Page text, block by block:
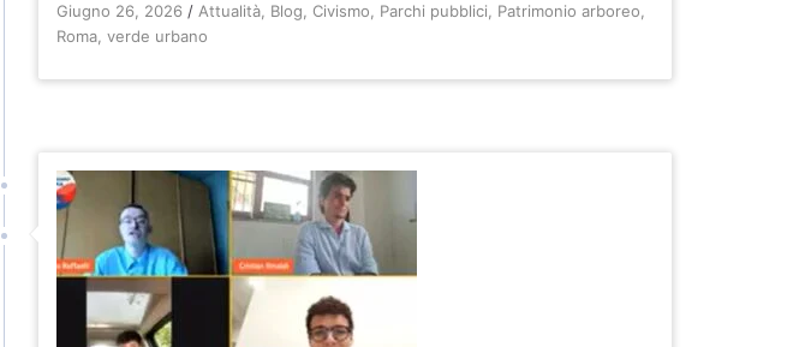
Giugno 26, 2026 / Attualità Blog ,Civismo Parchi pubblici Patrimonio arboreo
Roma ,verde urbano